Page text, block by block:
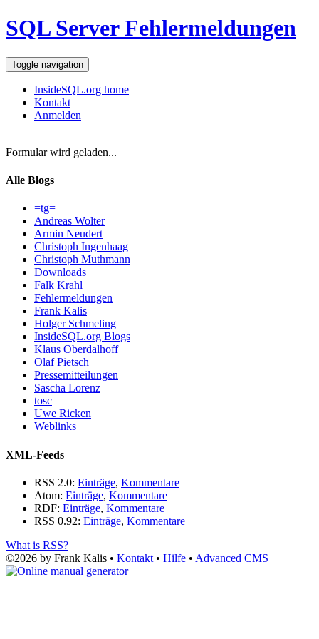
SQL Server Fehlermeldungen
Toggle navigation
InsideSQL.org home
Kontakt
Anmelden
Formular wird geladen...
Alle Blogs
=tg=
Andreas Wolter
Armin Neudert
Christoph Ingenhaag
Christoph Muthmann
Downloads
Falk Krahl
Fehlermeldungen
Frank Kalis
Holger Schmeling
InsideSQL.org Blogs
Klaus Oberdalhoff
Olaf Pietsch
Pressemitteilungen
Sascha Lorenz
tosc
Uwe Ricken
Weblinks
XML-Feeds
RSS 2.0: Einträge, Kommentare
Atom: Einträge, Kommentare
RDF: Einträge, Kommentare
RSS 0.92: Einträge, Kommentare
What is RSS?
©2026 by Frank Kalis • Kontakt • Hilfe • Advanced CMS